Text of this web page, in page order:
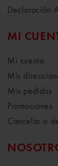
Declaración
MI
Mi cuenta
Mis
Mis pedidos
Promociones
Cancelar o